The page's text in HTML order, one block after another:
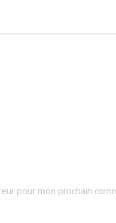
pour mon prochain